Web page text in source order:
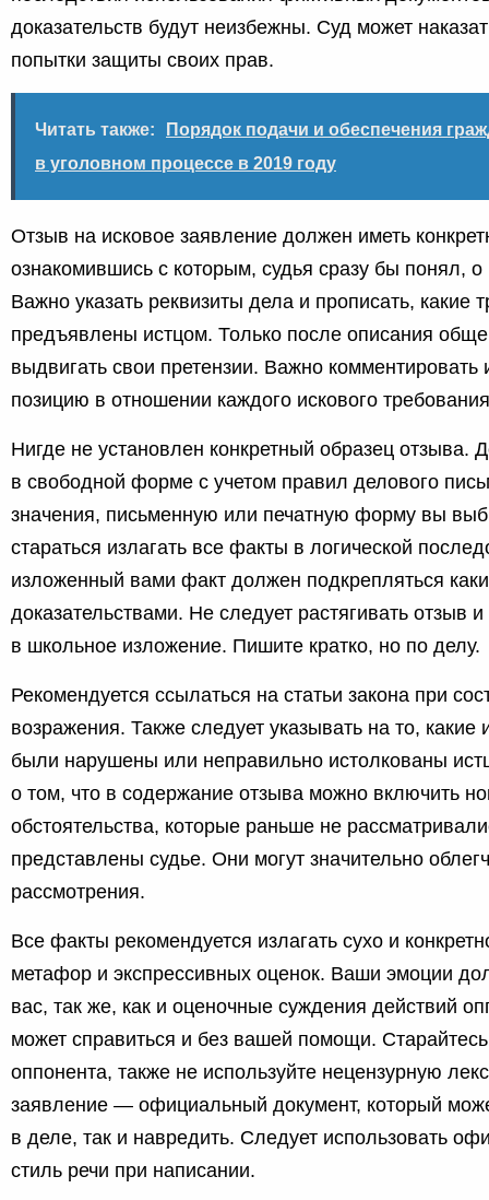
доказательств будут неизбежны. Суд может
попытки защиты своих прав.
Читать также:
Порядок подачи и обеспечения
в уголовном процессе в 2019 году
Отзыв на исковое заявление должен иметь
ознакомившись с которым, судья сразу бы понял, о
Важно указать реквизиты дела и прописать, какие
предъявлены истцом. Только после описания
выдвигать свои претензии. Важно комментировать
позицию в отношении каждого искового
Нигде не установлен конкретный образец отзыва.
в свободной форме с учетом правил делового
значения, письменную или печатную форму вы
стараться излагать все факты в логической
изложенный вами факт должен подкрепляться
доказательствами. Не следует растягивать отзыв
в школьное изложение. Пишите кратко, но по делу.
Рекомендуется ссылаться на статьи закона при
возражения. Также следует указывать на то,
были нарушены или неправильно истолкованы
о том, что в содержание отзыва можно включить
обстоятельства, которые раньше не
представлены судье. Они могут значительно
рассмотрения.
Все факты рекомендуется излагать сухо и
метафор и экспрессивных оценок. Ваши эмоции
вас, так же, как и оценочные суждения действий
может справиться и без вашей помощи.
оппонента, также не используйте нецензурную
заявление — официальный документ, который
в деле, так и навредить. Следует использовать
стиль речи при написании.